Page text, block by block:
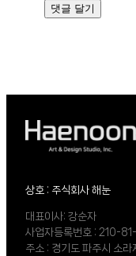
상호 : 주식회사 해눈
대표이사: 강순자
사업자등록번호 : 210-
주소 : 경기도 파주시 소